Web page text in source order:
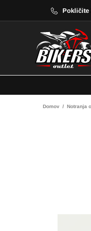
Pokličite
Domov Notranja